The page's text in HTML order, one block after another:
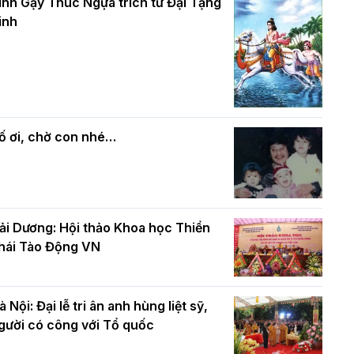
mừng Đại lễ Phật đản PL.2570 –
mùa Phật đản PL.2570
Phật giáo chính tín Phần 7: Luật nhân
quả
ơi, chờ con nhé…
Dương: Hội thảo Khoa học Thiền
Tào Động VN
Nội: Đại lễ tri ân anh hùng liệt sỹ,
có công với Tổ quốc